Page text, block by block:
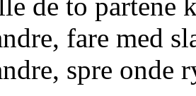
fare med
spre onde